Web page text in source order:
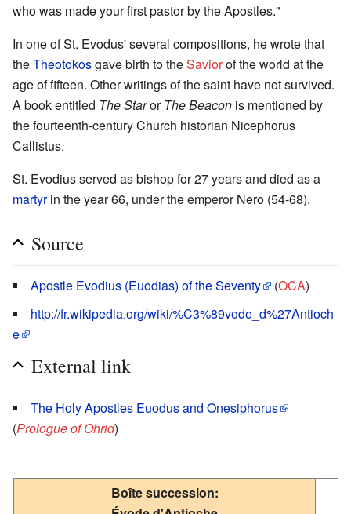
who was made your first pastor by the Apostles."
In one of St. Evodus' several compositions, he wrote that
theTheotokosgave birth to theSaviorof the world at the
age of fifteen. Other writings of the saint have not survived.
A book entitled The StarorThe Beacon is mentioned by
the fourteenth-century Church historian Nicephorus
Callistus.
St. Evodius served as bishop for 27 years and died as a
martyrin the year 66, under the emperor Nero (54-68).
Source
Apostle Evodius (Euodias) of the Seventy (OCA)
http://fr.wikipedia.org/wiki/%C3%89vode_d%27Antioch
e
External link
The Holy Apostles Euodus and Onesiphorus
(Prologue of Ohrid)
Boîte succession: